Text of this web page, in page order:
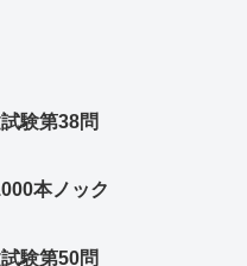
験第38問
本ノック
験第50問